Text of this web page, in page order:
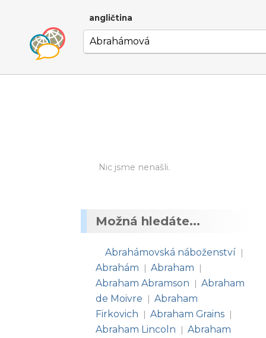
angličtina
Nic jsme nenašli.
Možná hledáte...
Abrahámovská náboženství |
Abrahám | Abraham |
Abraham Abramson | Abraham
de Moivre
| Abraham
Firkovich
| Abraham Grains |
Abraham Lincoln | Abraham